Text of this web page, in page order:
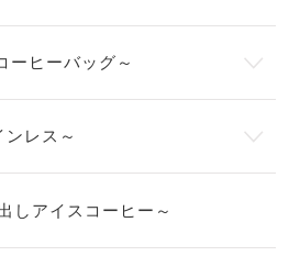
ーヒーバッグ～
レス～
しアイスコーヒー～